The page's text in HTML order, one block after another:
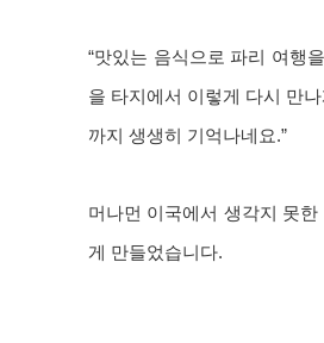
“맛있는 음식으로 파리 여행
을 타지에서 이렇게 다시 만
까지 생생히 기억나네요.”
머나먼 이국에서 생각지 못
게 만들었습니다.